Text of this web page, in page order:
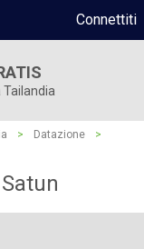
Connettiti
Tailandia
> Datazione
>